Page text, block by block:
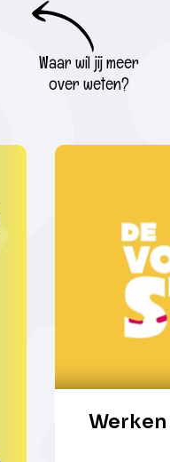
Waar wil jij meer
over weten?